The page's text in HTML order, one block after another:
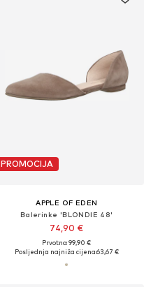
PROMOCIJA
APPLE OF EDEN
Balerinke 'BLONDIE 48'
74,90 €
Prvotno: 99,90 €
Posljednja najniža cijena:63,67 €